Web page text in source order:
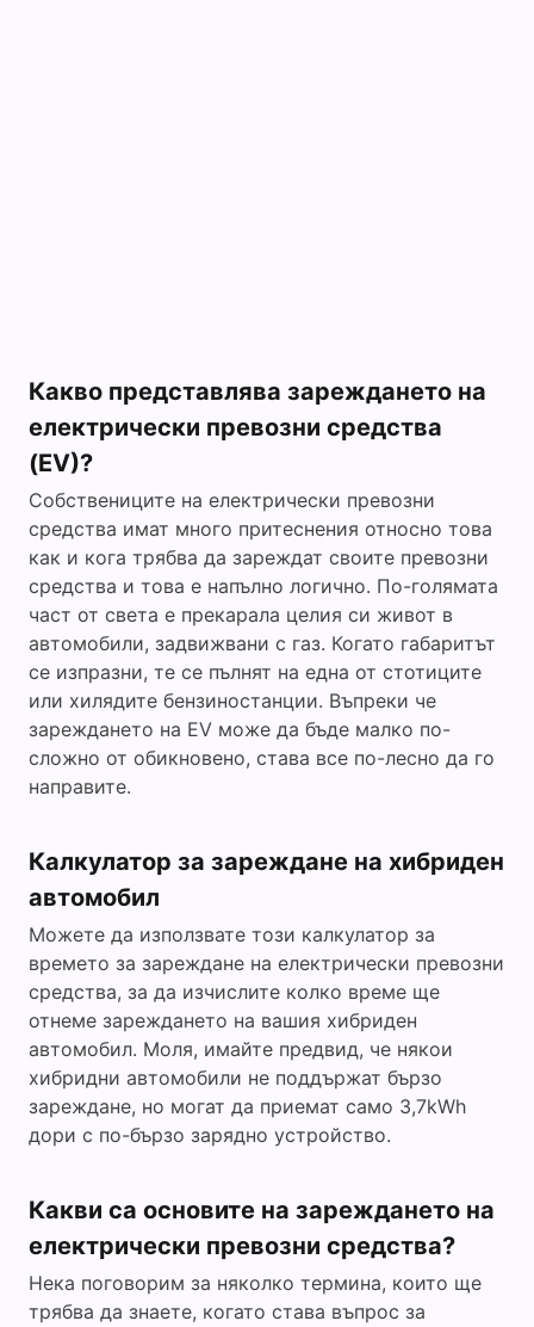
Какво представлява зареждането на
електрически превозни средства
(EV)?
Собствениците на електрически превозни
средства имат много притеснения относно това
как и кога трябва да зареждат своите превозни
средства и това е напълно логично. По-голямата
част от света е прекарала целия си живот в
автомобили, задвижвани с газ. Когато габаритът
се изпразни, те се пълнят на една от стотиците
или хилядите бензиностанции. Въпреки че
зареждането на EV може да бъде малко по-
сложно от обикновено, става все по-лесно да го
направите.
Калкулатор за зареждане на хибриден
автомобил
Можете да използвате този калкулатор за
времето за зареждане на електрически превозни
средства, за да изчислите колко време ще
отнеме зареждането на вашия хибриден
автомобил. Моля, имайте предвид, че някои
хибридни автомобили не поддържат бързо
зареждане, но могат да приемат само 3,7kWh
дори с по-бързо зарядно устройство.
Какви са основите на зареждането на
електрически превозни средства?
Нека поговорим за няколко термина, които ще
трябва да знаете, когато става въпрос за